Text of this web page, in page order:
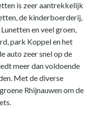
is zeer aantrekkelijk
de kinderboerderij,
en veel groen,
park Koppel en het
auto zeer snel op de
meer dan voldoende
Met de diverse
Rhijnauwen om de